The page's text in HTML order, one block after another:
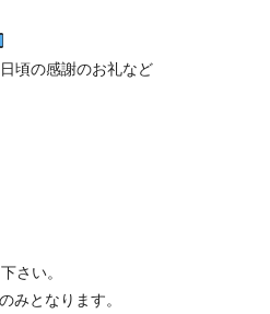
頃の感謝のお礼など
さい。
みとなります。